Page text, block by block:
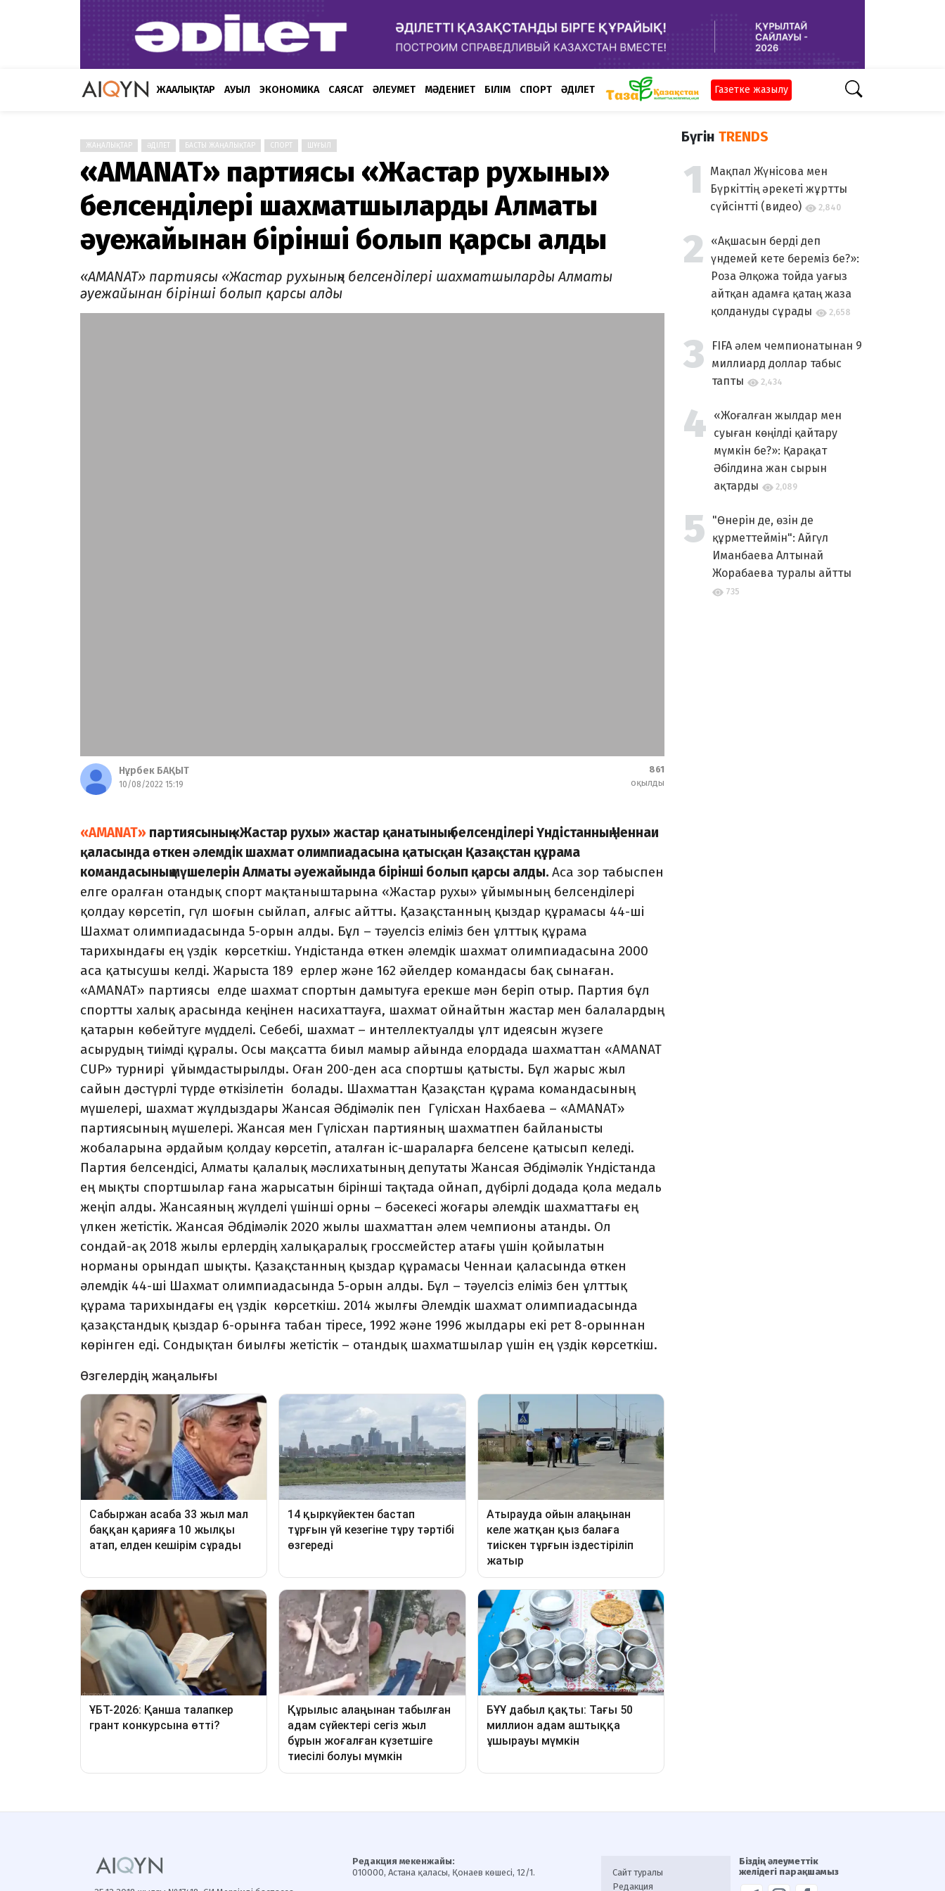
ЖАҢАЛЫҚТАР АУЫЛ ЭКОНОМИКА САЯСАТ ӘЛЕУМЕТ МӘДЕНИЕТ БІЛІМ СПОРТ ӘДІЛЕТ Газетке жазылу
ЖАҢАЛЫҚТАР ӘДІЛЕТ БАСТЫ ЖАҢАЛЫҚТАР СПОРТ ШҰҒЫЛ
«AMANAT» партиясы «Жастар рухының»
белсенділері шахматшыларды Алматы
әуежайынан бірінші болып қарсы алды
«AMANAT» партиясы «Жастар рухының» белсенділері шахматшыларды Алматы
әуежайынан бірінші болып қарсы алды
Нұрбек БАҚЫТ
10/08/2022 15:19
861
оқылды
«AMANAT» партиясының «Жастар рухы» жастар қанатының белсенділері Үндістанның Ченнаи
қаласында өткен әлемдік шахмат олимпиадасына қатысқан Қазақстан құрама
командасының мүшелерін Алматы әуежайында бірінші болып қарсы алды. Аса зор табыспен
елге оралған отандық спорт мақтаныштарына «Жастар рухы» ұйымының белсенділері
қолдау көрсетіп, гүл шоғын сыйлап, алғыс айтты. Қазақстанның қыздар құрамасы 44-ші
Шахмат олимпиадасында 5-орын алды. Бұл – тәуелсіз еліміз бен ұлттық құрама
тарихындағы ең үздік көрсеткіш. Үндістанда өткен әлемдік шахмат олимпиадасына 2000
аса қатысушы келді. Жарыста 189 ерлер және 162 әйелдер командасы бақ сынаған.
«AMANAT» партиясы елде шахмат спортын дамытуға ерекше мән беріп отыр. Партия бұл
спортты халық арасында кеңінен насихаттауға, шахмат ойнайтын жастар мен балалардың
қатарын көбейтуге мүдделі. Себебі, шахмат – интеллектуалды ұлт идеясын жүзеге
асырудың тиімді құралы. Осы мақсатта биыл мамыр айында елордада шахматтан «AMANAT
CUP» турнирі ұйымдастырылды. Оған 200-ден аса спортшы қатысты. Бұл жарыс жыл
сайын дәстүрлі түрде өткізілетін болады. Шахматтан Қазақстан құрама командасының
мүшелері, шахмат жұлдыздары Жансая Әбдімәлік пен Гүлісхан Нахбаева – «AMANAT»
партиясының мүшелері. Жансая мен Гүлісхан партияның шахматпен байланысты
жобаларына әрдайым қолдау көрсетіп, аталған іс-шараларға белсене қатысып келеді.
Партия белсендісі, Алматы қалалық мәслихатының депутаты Жансая Әбдімәлік Үндістанда
ең мықты спортшылар ғана жарысатын бірінші тақтада ойнап, дүбірлі додада қола медаль
жеңіп алды. Жансаяның жүлделі үшінші орны – бәсекесі жоғары әлемдік шахматтағы ең
үлкен жетістік. Жансая Әбдімәлік 2020 жылы шахматтан әлем чемпионы атанды. Ол
сондай-ақ 2018 жылы ерлердің халықаралық гроссмейстер атағы үшін қойылатын
норманы орындап шықты. Қазақстанның қыздар құрамасы Ченнаи қаласында өткен
әлемдік 44-ші Шахмат олимпиадасында 5-орын алды. Бұл – тәуелсіз еліміз бен ұлттық
құрама тарихындағы ең үздік көрсеткіш. 2014 жылғы Әлемдік шахмат олимпиадасында
қазақстандық қыздар 6-орынға табан тіресе, 1992 және 1996 жылдары екі рет 8-орыннан
көрінген еді. Сондықтан биылғы жетістік – отандық шахматшылар үшін ең үздік көрсеткіш.
Бүгін TRENDS
Мақпал Жүнісова мен
Бүркіттің әрекеті жұртты
сүйсінтті (видео)
2,840
«Ақшасын берді деп
үндемей кете береміз бе?»:
Роза Әлқожа тойда уағыз
айтқан адамға қатаң жаза
қолдануды сұрады
2,658
FIFA әлем чемпионатынан 9
миллиард доллар табыс
тапты
2,434
«Жоғалған жылдар мен
суыған көңілді қайтару
мүмкін бе?»: Қарақат
Әбілдина жан сырын
ақтарды
2,089
"Өнерін де, өзін де
құрметтеймін": Айгүл
Иманбаева Алтынай
Жорабаева туралы айтты
735
Редакция мекенжайы:
010000, Астана қаласы, Қонаев көшесі, 12/1.
Сайт туралы
Редакция
Біздің әлеуметтік
желідегі парақшамыз